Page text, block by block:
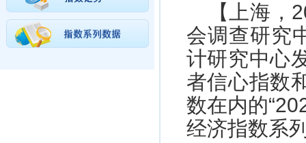
【上海
会调查研究
计研究中心
者信心指数
数在内的
经济指数系